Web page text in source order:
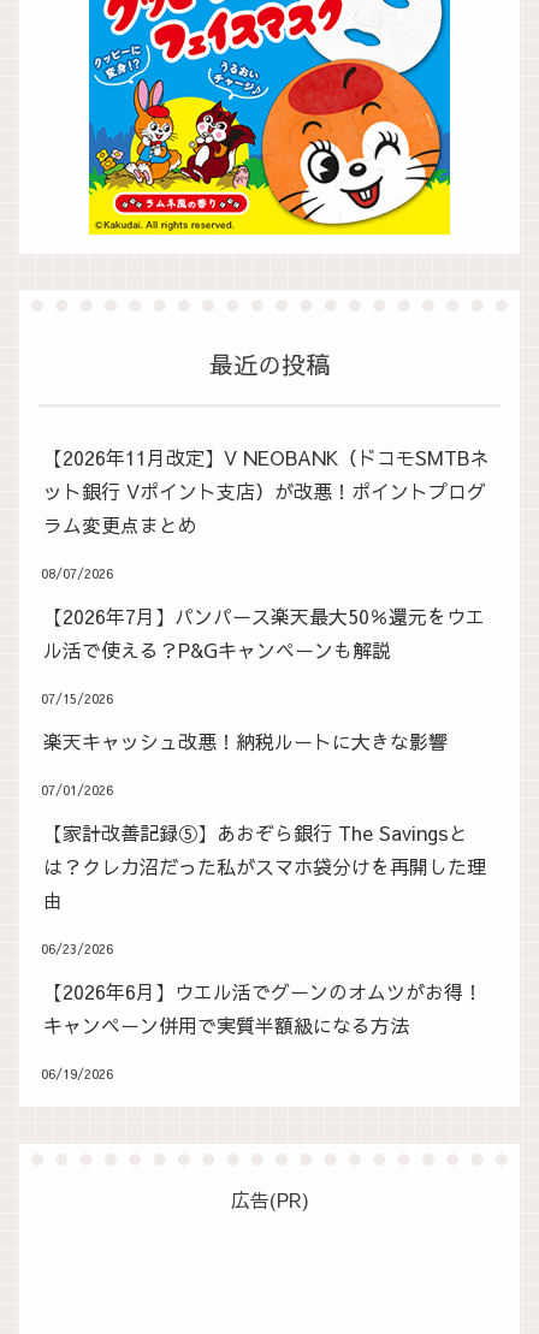
最近の投稿
【2026年11月改定】V NEOBANK（ドコモSMTBネ
ット銀行 Vポイント支店）が改悪！ポイントプログ
ラム変更点まとめ
08/07/2026
【2026年7月】パンパース楽天最大50％還元をウエ
ル活で使える？P&Gキャンペーンも解説
07/15/2026
楽天キャッシュ改悪！納税ルートに大きな影響
07/01/2026
【家計改善記録⑤】あおぞら銀行 The Savingsと
は？クレカ沼だった私がスマホ袋分けを再開した理
由
06/23/2026
【2026年6月】ウエル活でグーンのオムツがお得！
キャンペーン併用で実質半額級になる方法
06/19/2026
広告(PR)